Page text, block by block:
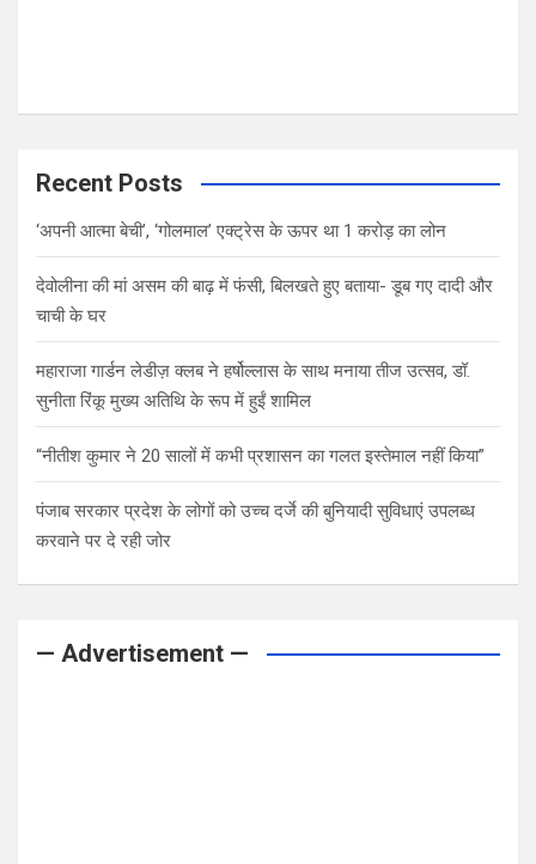
Recent Posts
‘अपनी आत्मा बेची’, ‘गोलमाल’ एक्ट्रेस के ऊपर था 1 करोड़ का लोन
देवोलीना की मां असम की बाढ़ में फंसी, बिलखते हुए बताया- डूब गए दादी और
चाची के घर
महाराजा गार्डन लेडीज़ क्लब ने हर्षोल्लास के साथ मनाया तीज उत्सव, डॉ.
सुनीता रिंकू मुख्य अतिथि के रूप में हुईं शामिल
“नीतीश कुमार ने 20 सालों में कभी प्रशासन का गलत इस्तेमाल नहीं किया”
पंजाब सरकार प्रदेश के लोगों को उच्च दर्जे की बुनियादी सुविधाएं उपलब्ध
करवाने पर दे रही जोर
— Advertisement —